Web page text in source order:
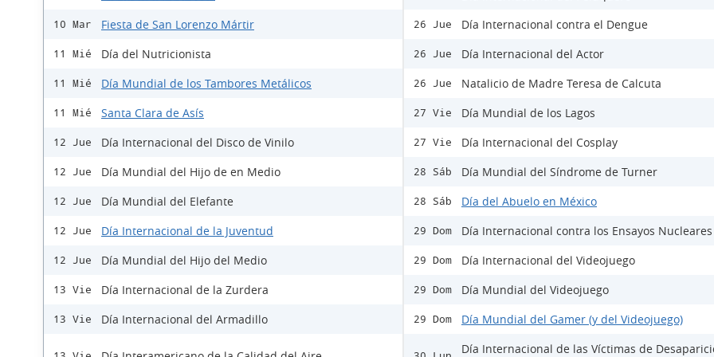
10 Mar Fiesta de San Lorenzo Mártir
11 Mié Día del Nutricionista
11 Mié Día Mundial de los Tambores Metálicos
11 Mié Santa Clara de Asís
12 Jue Día Internacional del Disco de Vinilo
12 Jue Día Mundial del Hijo de en Medio
12 Jue Día Mundial del Elefante
12 Jue Día Internacional de la Juventud
12 Jue Día Mundial del Hijo del Medio
13 Vie Día Internacional de la Zurdera
13 Vie Día Internacional del Armadillo
26 Jue Día Internacional contra el Dengue
26 Jue Día Internacional del Actor
26 Jue Natalicio de Madre Teresa de Calcuta
27 Vie Día Mundial de los Lagos
27 Vie Día Internacional del Cosplay
28 Sáb Día Mundial del Síndrome de Turner
28 Sáb Día del Abuelo en México
29 Dom Día Internacional contra los Ensayos Nucleares
29 Dom Día Internacional del Videojuego
29 Dom Día Mundial del Videojuego
29 Dom Día Mundial del Gamer (y del Videojuego)
Día Internacional de las Víctimas de